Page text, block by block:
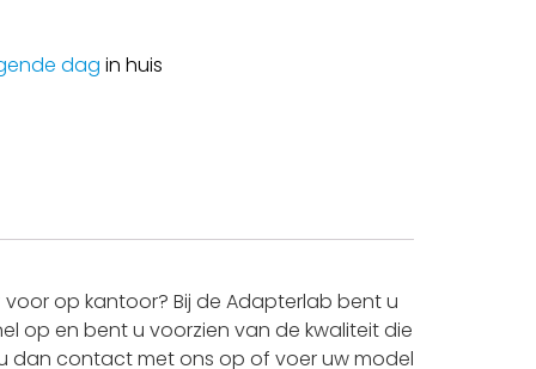
dag in huis
op kantoor? Bij de Adapterlab bent u
op en bent u voorzien van de kwaliteit die
dan contact met ons op of voer uw model